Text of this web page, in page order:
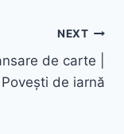
NEXT
de carte |
Poveşti de iarnă